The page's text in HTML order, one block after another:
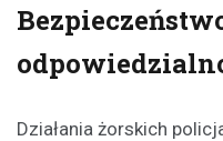
Działania żorskich